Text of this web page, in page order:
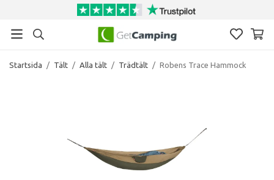
Startsida / Tält / Alla tält / Trädtält / Robens Trace Hammock